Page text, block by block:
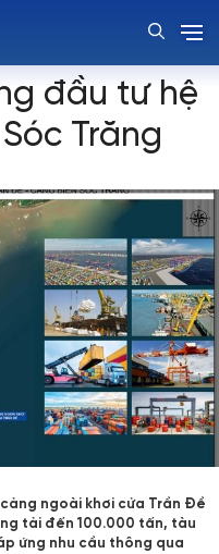
Trần Đề
đầu tư hệ
Trăng
ngoài khơi cửa Trần Đề
tải đến 100.000 tấn, tàu
ứng nhu cầu thông qua